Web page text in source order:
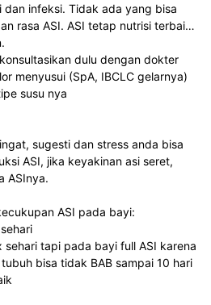
infeksi. Tidak ada yang bisa
rasa ASI. ASI tetap nutrisi terbaik
dulu dengan dokter
menyusui (SpA, IBCLC gelarnya)
susu nya
sugesti dan stress anda bisa
ASI, jika keyakinan asi seret,
ASInya.
ASI pada bayi:
tapi pada bayi full ASI karena
bisa tidak BAB sampai 10 hari